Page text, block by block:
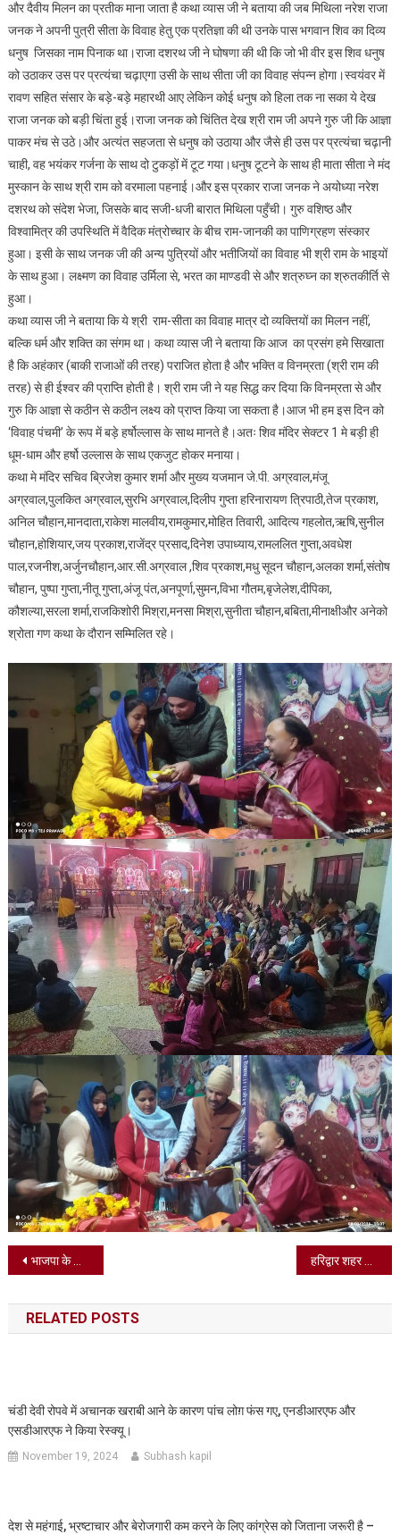
भेल
में
प्रदीप
ने
श्री
राम
जानकी
कथा
के
पांचवें
दिन
माता
की
कथा
सुनाई।
और दैवीय मिलन का प्रतीक माना जाता है कथा व्यास जी ने बताया की जब मिथिला नरेश राजा
जनक ने अपनी पुत्री सीता के विवाह हेतु एक प्रतिज्ञा की थी उनके पास भगवान शिव का दिव्य
धनुष जिसका नाम पिनाक था।राजा दशरथ जी ने घोषणा की थी कि जो भी वीर इस शिव धनुष
को उठाकर उस पर प्रत्यंचा चढ़ाएगा उसी के साथ सीता जी का विवाह संपन्न होगा।स्वयंवर में
रावण सहित संसार के बड़े-बड़े महारथी आए लेकिन कोई धनुष को हिला तक ना सका ये देख
राजा जनक को बड़ी चिंता हुई।राजा जनक को चिंतित देख श्री राम जी अपने गुरु जी कि आज्ञा
पाकर मंच से उठे।और अत्यंत सहजता से धनुष को उठाया और जैसे ही उस पर प्रत्यंचा चढ़ानी
चाही, वह भयंकर गर्जना के साथ दो टुकड़ों में टूट गया।धनुष टूटने के साथ ही माता सीता ने मंद
मुस्कान के साथ श्री राम को वरमाला पहनाई।और इस प्रकार राजा जनक ने अयोध्या नरेश
दशरथ को संदेश भेजा, जिसके बाद सजी-धजी बारात मिथिला पहुँची। गुरु वशिष्ठ और
विश्वामित्र की उपस्थिति में वैदिक मंत्रोच्चार के बीच राम-जानकी का पाणिग्रहण संस्कार
हुआ। इसी के साथ जनक जी की अन्य पुत्रियों और भतीजियों का विवाह भी श्री राम के भाइयों
के साथ हुआ। लक्ष्मण का विवाह उर्मिला से, भरत का माण्डवी से और शत्रुघ्न का श्रुतकीर्ति से
हुआ।
कथा व्यास जी ने बताया कि ये श्री राम-सीता का विवाह मात्र दो व्यक्तियों का मिलन नहीं,
बल्कि धर्म और शक्ति का संगम था। कथा व्यास जी ने बताया कि आज का प्रसंग हमे सिखाता
है कि अहंकार (बाकी राजाओं की तरह) पराजित होता है और भक्ति व विनम्रता (श्री राम की
तरह) से ही ईश्वर की प्राप्ति होती है। श्री राम जी ने यह सिद्ध कर दिया कि विनम्रता से और
गुरु कि आज्ञा से कठीन से कठीन लक्ष्य को प्राप्त किया जा सकता है।आज भी हम इस दिन को
‘विवाह पंचमी’ के रूप में बड़े हर्षोल्लास के साथ मानते है।अतः शिव मंदिर सेक्टर 1 मे बड़ी ही
धूम-धाम और हर्षो उल्लास के साथ एकजुट होकर मनाया।
कथा मे मंदिर सचिव ब्रिजेश कुमार शर्मा और मुख्य यजमान जे.पी. अग्रवाल,मंजू
अग्रवाल,पुलकित अग्रवाल,सुरभि अग्रवाल,दिलीप गुप्ता हरिनारायण त्रिपाठी,तेज प्रकाश,
अनिल चौहान,मानदाता,राकेश मालवीय,रामकुमार,मोहित तिवारी, आदित्य गहलोत,ऋषि,सुनील
चौहान,होशियार,जय प्रकाश,राजेंद्र प्रसाद,दिनेश उपाध्याय,रामललित गुप्ता,अवधेश
पाल,रजनीश,अर्जुनचौहान,आर.सी.अग्रवाल ,शिव प्रकाश,मधु सूदन चौहान,अलका शर्मा,संतोष
चौहान, पुष्पा गुप्ता,नीतू गुप्ता,अंजू पंत,अनपूर्णा,सुमन,विभा गौतम,बृजेलेश,दीपिका,
कौशल्या,सरला शर्मा,राजकिशोरी मिश्रा,मनसा मिश्रा,सुनीता चौहान,बबिता,मीनाक्षीऔर अनेको
श्रोता गण कथा के दौरान सम्मिलित रहे।
Post
navigation
भाजपा के जिला कार्यालय में नवनियुक्त मोर्चा पदाधिकारियों का स्वागत किया गया।
RELATED POSTS
चंडी देवी रोपवे में अचानक खराबी आने के कारण पांच लोग़ फंस गए, एनडीआरएफ और
एसडीआरएफ ने किया रेस्क्यू।
November 19, 2024 Subhash kapil
देश से महंगाई, भ्रष्टाचार और बेरोजगारी कम करने के लिए कांग्रेस को जिताना जरूरी है –